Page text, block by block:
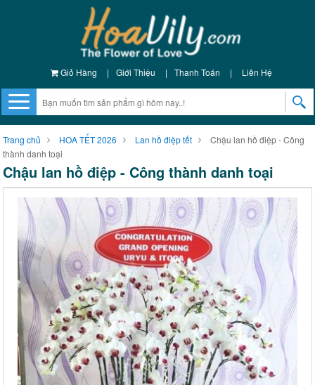
Giỏ Hàng | Giới Thiệu | Thanh Toán | Liên Hệ
Trang chủ HOA TẾT 2026 Lan hồ điệp tết
Chậu lan hồ điệp - Công
thành danh toại
Chậu lan hồ điệp - Công thành danh toại